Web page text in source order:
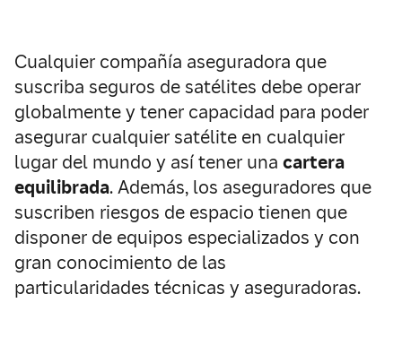
Cualquier compañía aseguradora que
suscriba seguros de satélites debe operar
globalmente y tener capacidad para poder
asegurar cualquier satélite en cualquier
lugar del mundo y así tener una cartera
equilibrada. Además, los aseguradores que
suscriben riesgos de espacio tienen que
disponer de equipos especializados y con
gran conocimiento de las
particularidades técnicas y aseguradoras.